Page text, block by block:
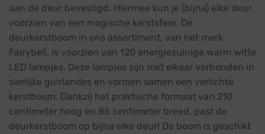
aan de deur bevestigd. Hiermee kun je (bijna) elke deur
voorzien van een magische kerstsfeer. De
deurkerstboom in ons assortiment, van het merk
Fairybell, is voorzien van 120 energiezuinige warm witte
LED lampjes. Deze lampjes zijn met elkaar verbonden in
sierlijke guirlandes en vormen samen een verlichte
kerstboom. Dankzij het praktische formaat van 210
centimeter hoog en 85 centimeter breed, past de
deurkerstboom op bijna elke deur! De boom is geschikt